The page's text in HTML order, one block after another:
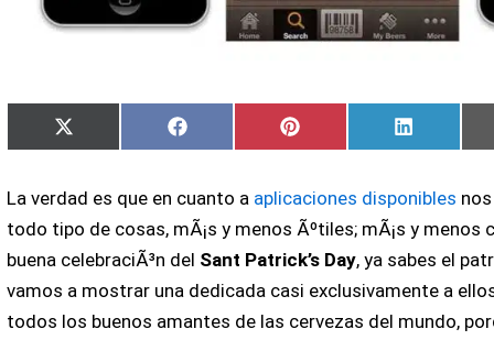
Compartir
en
X
(Twitter)
Compartir
en
Facebook
Compartir
en
Pinterest
Compartir
en
LinkedIn
La verdad es que en cuanto a aplicaciones disponibles
todo tipo de cosas, mÃ¡s y menos Ãºtiles; mÃ¡s y menos
buena celebraciÃ³n del Sant Patrick’s Day, ya sabes el
vamos a mostrar una dedicada casi exclusivamente a
todos los buenos amantes de las cervezas del mundo,